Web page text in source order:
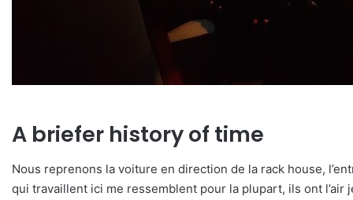
A briefer history of time
Nous reprenons la voiture en direction de la rack house,
qui travaillent ici me ressemblent pour la plupart, ils ont